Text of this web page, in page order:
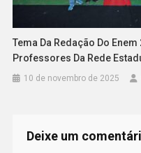
Tema Da Redação Do
Professores Da Rede
10 de novembro de 2025
Deixe um